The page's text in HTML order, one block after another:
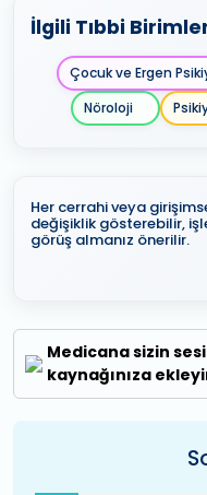
İlgili Tıbbi
Çocuk ve Ergen
Nöroloji
Her cerrahi veya
değişiklik gösterebilir,
görüş almanız önerilir.
Medicana sizin
kaynağınıza